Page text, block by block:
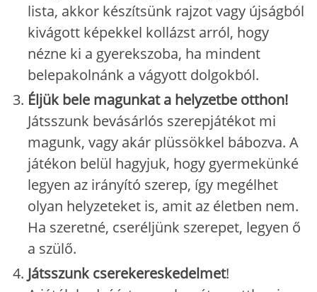
lista, akkor készítsünk rajzot vagy újságból
kivágott képekkel kollázst arról, hogy
nézne ki a gyerekszoba, ha mindent
belepakolnánk a vágyott dolgokból.
Éljük bele magunkat a helyzetbe otthon!
Játsszunk bevásárlós szerepjátékot mi
magunk, vagy akár plüssökkel bábozva. A
játékon belül hagyjuk, hogy gyermekünké
legyen az irányító szerep, így megélhet
olyan helyzeteket is, amit az életben nem.
Ha szeretné, cseréljünk szerepet, legyen ő
a szülő.
Játsszunk cserekereskedelmet!